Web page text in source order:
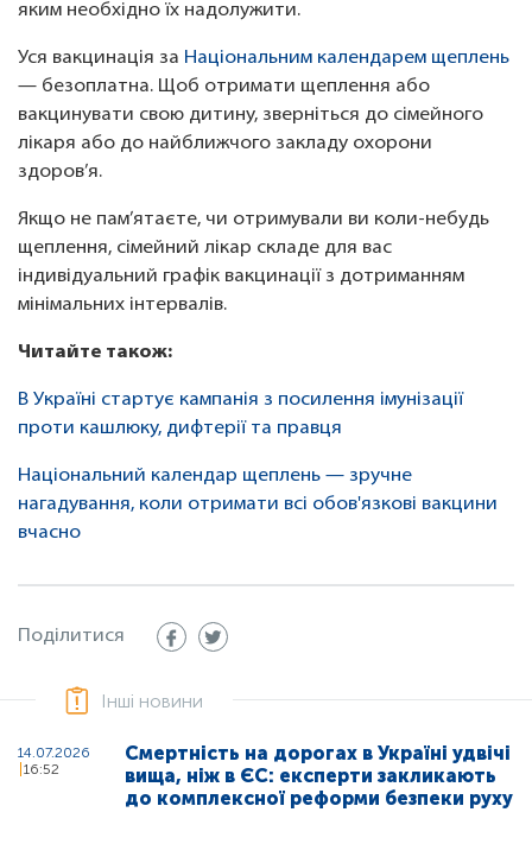
яким необхідно їх надолужити.
Уся вакцинація за Національним календарем щеплень
— безоплатна. Щоб отримати щеплення або
вакцинувати свою дитину, зверніться до сімейного
лікаря або до найближчого закладу охорони
здоров’я.
Якщо не пам’ятаєте, чи отримували ви коли-небудь
щеплення, сімейний лікар складе для вас
індивідуальний графік вакцинації з дотриманням
мінімальних інтервалів.
Читайте також:
В Україні стартує кампанія з посилення імунізації
проти кашлюку, дифтерії та правця
Національний календар щеплень — зручне
нагадування, коли отримати всі обов'язкові вакцини
вчасно
Поділитися
Інші новини
14.07.2026
16:52
Смертність на дорогах в Україні удвічі
вища, ніж в ЄС: експерти закликають
до комплексної реформи безпеки руху